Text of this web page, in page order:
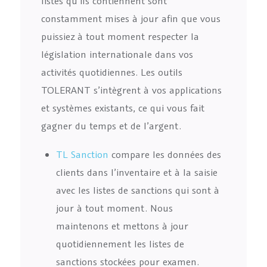
constamment mises à jour afin que vous
puissiez à tout moment respecter la
législation internationale dans vos
activités quotidiennes. Les outils
TOLERANT s’intègrent à vos applications
et systèmes existants, ce qui vous fait
gagner du temps et de l’argent.
TL Sanction compare les données des
clients dans l’inventaire et à la saisie
avec les listes de sanctions qui sont à
jour à tout moment. Nous
maintenons et mettons à jour
quotidiennement les listes de
sanctions stockées pour examen.